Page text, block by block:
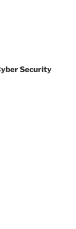
Security